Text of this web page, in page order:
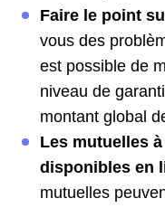
Faire le point
vous des
est possible de
niveau de
montant global
Les mutuelles
disponibles en
mutuelles